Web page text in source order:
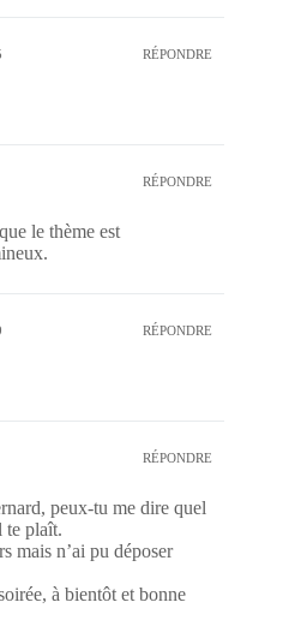
RÉPONDRE
RÉPONDRE
le thème est
RÉPONDRE
RÉPONDRE
peux-tu me dire quel
te plaît.
mais n’ai pu déposer
à bientôt et bonne